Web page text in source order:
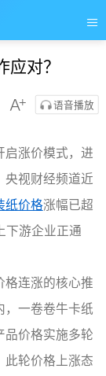
对？
语音播放
涨价模式，进
央视财经频道近
纸价格涨幅已超
下游企业正通
格连涨的核心推
一卷卷牛卡纸
品价格实施多轮
轮价格上涨态